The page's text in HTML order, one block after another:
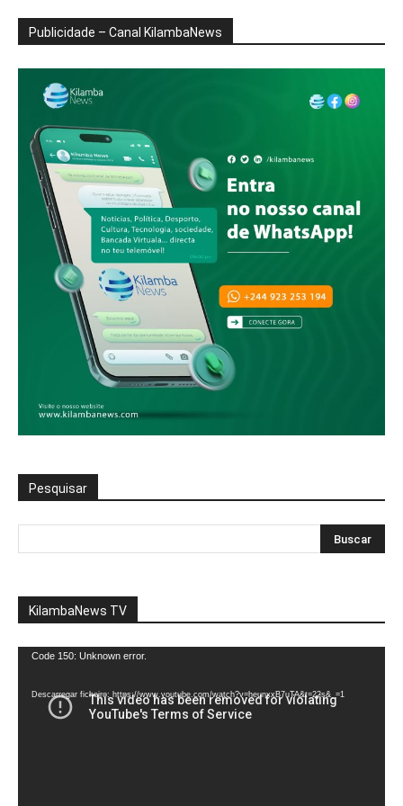
Publicidade – Canal KilambaNews
Pesquisar
KilambaNews TV
Reprodutor
vídeo
Code 150: Unknown error.
Descarregar ficheiro: https://www.youtube.com/watch?v=heunxxB7uTA&t=22s&_=1